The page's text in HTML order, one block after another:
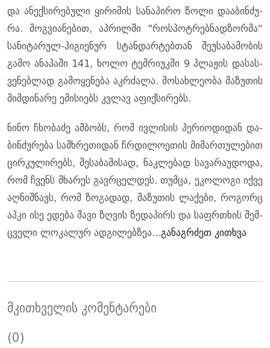
და ანექ­სი­რე­ბუ­ლი ყი­რი­მის სა­ნა­პი­რო ზოლი და­ა­ბინ­ძუ­
რა. მოგ­ვი­ა­ნე­ბით, აპ­რილ­ში "როს­პოტ­რებ­ნად­ზორ­მა“
სა­ნი­ტა­რულ-ჰი­გი­ე­ნურ სტან­დარ­ტებ­თან შე­უ­სა­ბა­მო­ბის
გამო ანა­პა­ში 141, ხოლო ტემ­რი­უკ­ში 9 პლა­ჟის და­სას­
ვე­ნებ­ლად გა­მო­ყე­ნე­ბა აკ­რძა­ლა. მო­სახ­ლე­ო­ბა მა­ზუ­თის
მიმ­დი­ნა­რე ემი­სი­ებს კვლავ აფიქ­სი­რებს.
ნინო ჩხო­ბა­ძე ამ­ბობს, რომ ივ­ლი­სის პე­რი­ო­დი­დან და­
ბინ­ძუ­რე­ბა სამ­ხრე­თი­დან ჩრდი­ლო­ე­თის მი­მარ­თუ­ლე­ბით
ცირ­კუ­ლი­რებს, შე­სა­ბა­მი­სად, ნაკ­ლე­ბად სა­ვა­რა­უ­დო­და,
რომ ჩვენს მხა­რეს გავ­რცელ­დეს. თუმ­ცა, ეკო­ლო­გი იქვე
აღ­ნიშ­ნავს, რომ ზო­გა­დად, მა­ზუ­თის ლა­ქე­ბი, რო­გორც
აპკი ისე ედე­ბა შავი ზღვის ზე­და­პირს და საფრ­თხის შემ­
ცვე­ლი ლო­კა­ლურ ად­გი­ლებ­ზეა...გა­ნაგ­რძეთ კი­თხვა
მკითხველის კომენტარები
(0)